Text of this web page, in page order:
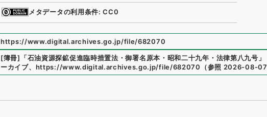
メタデータの利用条件: CC0
https://www.digital.archives.go.jp/file/682070
[簿冊] 「石油資源探鉱促進臨時措置法・御署名原本・昭和二十九年・法律第八九号 」
ーカイブ、 https://www.digital.archives.go.jp/file/682070 （参照 2026-08-07